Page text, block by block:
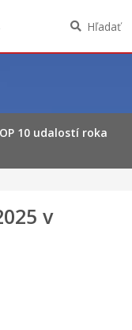
Hľadať
10 udalostí roka
v